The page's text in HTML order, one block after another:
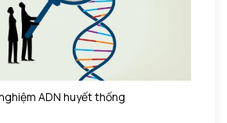
ADN huyết thống